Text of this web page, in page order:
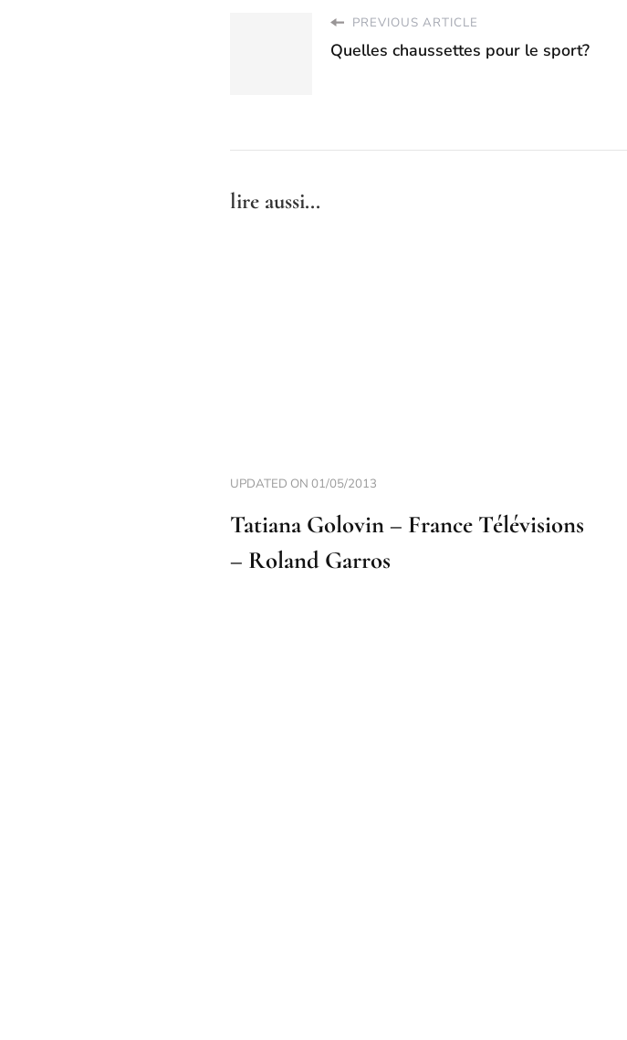
PREVIOUS ARTICLE
Quelles chaussettes pour le sport?
lire aussi...
UPDATED ON 01/05/2013
Tatiana Golovin – France Télévisions
– Roland Garros